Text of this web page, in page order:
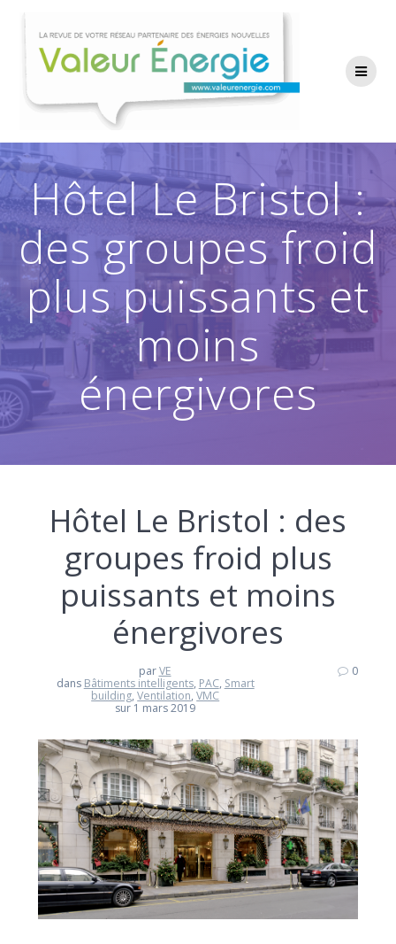
contenu
Hôtel Le Bristol :
des groupes froid
plus puissants et
moins
énergivores
Hôtel Le Bristol : des
groupes froid plus
puissants et moins
énergivores
parVE
dans Bâtiments intelligents, PAC, Smart
building,Ventilation,VMC
sur 1 mars 2019
0